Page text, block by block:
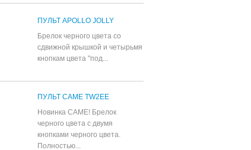
ПУЛЬТ APOLLO JOLLY
Брелок черного цвета со
сдвижной крышкой и четырьмя
кнопкам цвета "под...
ПУЛЬТ CAME TW2EE
Новинка CAME! Брелок
черного цвета с двумя
кнопками черного цвета.
Полностью...